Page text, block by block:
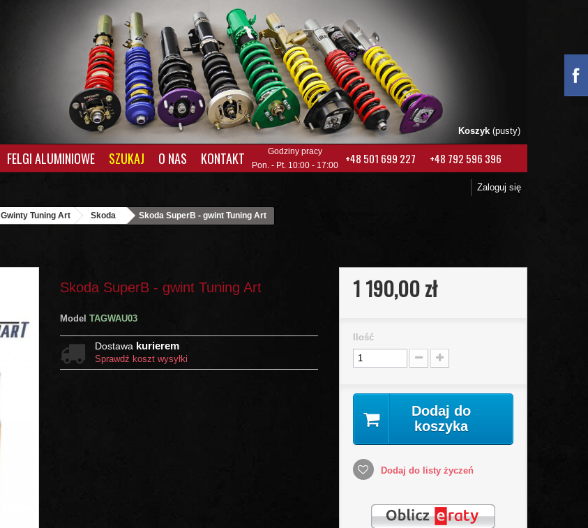
Koszyk (pusty)
FELGI ALUMINIOWE SZUKAJ O NAS KONTAKT
Godziny pracy
Pon. - Pt. 10:00 - 17:00
+48 501 699 227 +48 792 596 396
Zaloguj się
Gwinty Tuning Art Skoda Skoda SuperB - gwint Tuning Art
Skoda SuperB - gwint Tuning Art
Model TAGWAU03
Dostawa kurierem
Sprawdź koszt wysyłki
1 190,00 zł
Ilość
Dodaj do
koszyka
Dodaj do listy życzeń